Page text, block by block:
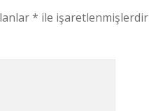
* ile işaretlenmişlerdir